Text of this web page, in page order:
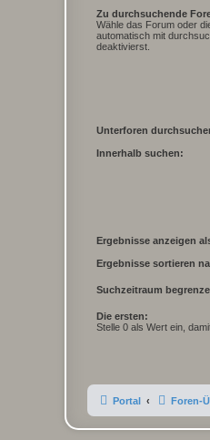
Zu durchsuchende
Wähle das Forum oder
automatisch mit
deaktivierst.
Unterforen
Innerhalb suchen:
Ergebnisse anzeigen
Ergebnisse sortieren
Suchzeitraum
Die ersten:
Stelle 0 als Wert ein,
Portal Foren-